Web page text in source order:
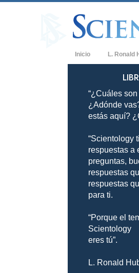
Inicio L. Ronald
“¿Cuáles
¿Adónde
estás aquí?
“Scientology
respuestas a
preguntas,
respuestas
respuestas
para ti.
“Porque el
Scientology
eres tú”.
L. Ronald